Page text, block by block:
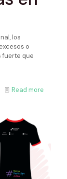
los
o
fuerte que
Read more